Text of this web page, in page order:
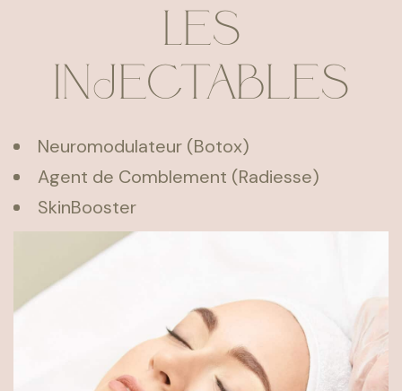
Les
injectables
Neuromodulateur (Botox)
Agent de Comblement (Radiesse)
SkinBooster